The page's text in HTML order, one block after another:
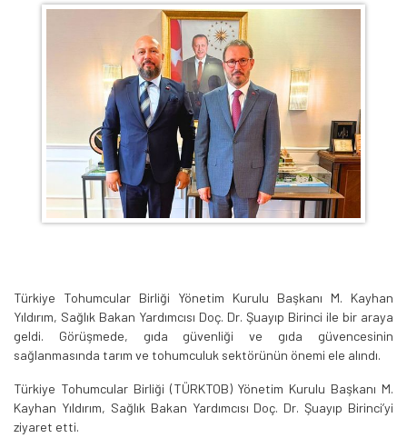
Türkiye Tohumcular Birliği Yönetim Kurulu Başkanı M. Kayhan
Yıldırım, Sağlık Bakan Yardımcısı Doç. Dr. Şuayıp Birinci ile bir araya
geldi. Görüşmede, gıda güvenliği ve gıda güvencesinin
sağlanmasında tarım ve tohumculuk sektörünün önemi ele alındı.
Türkiye Tohumcular Birliği (TÜRKTOB) Yönetim Kurulu Başkanı M.
Kayhan Yıldırım, Sağlık Bakan Yardımcısı Doç. Dr. Şuayıp Birinci’yi
ziyaret etti.